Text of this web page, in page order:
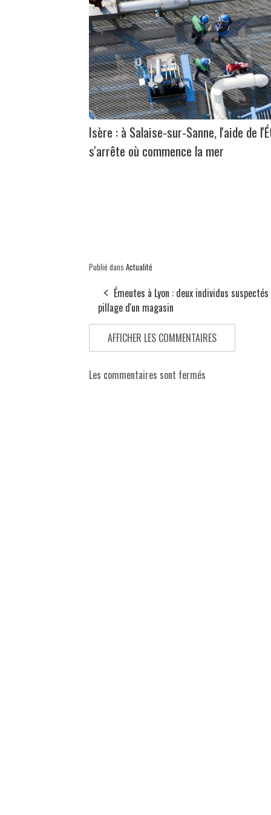
Isère : à Salaise-sur-Sanne, l'aide de
s'arrête où commence la mer
Publié dans Actualité
Émeutes à Lyon : deux individus suspectés
pillage d'un magasin
AFFICHER LES COMMENTAIRES
Les commentaires sont fermés